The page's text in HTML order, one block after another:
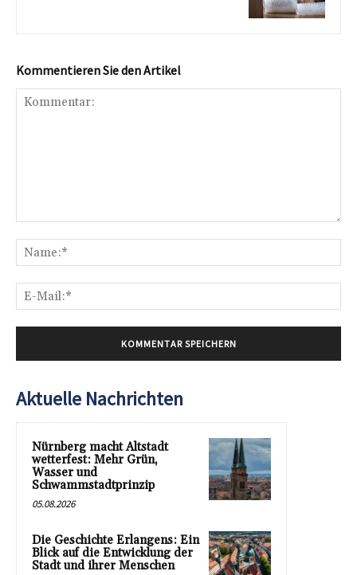
Kommentieren Sie den Artikel
Aktuelle Nachrichten
Nürnberg macht Altstadt
wetterfest: Mehr Grün,
Wasser und
Schwammstadtprinzip
05.08.2026
Die Geschichte Erlangens: Ein
Blick auf die Entwicklung der
Stadt und ihrer Menschen